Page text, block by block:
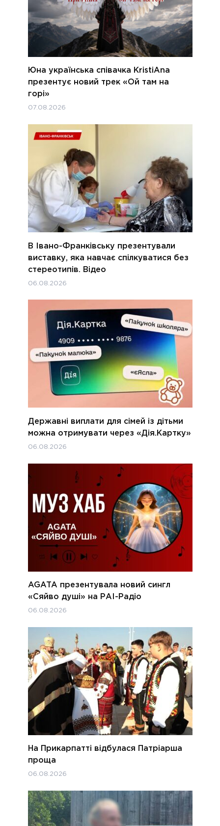
Юна українська співачка KristiAna
презентує новий трек «Ой там на
горі»
07.08.2026
В Івано-Франківську презентували
виставку, яка навчає спілкуватися без
стереотипів. Відео
06.08.2026
Державні виплати для сімей із дітьми
можна отримувати через «Дія.Картку»
06.08.2026
AGATA презентувала новий сингл
«Сяйво душі» на РАІ-Радіо
06.08.2026
На Прикарпатті відбулася Патріарша
проща
06.08.2026